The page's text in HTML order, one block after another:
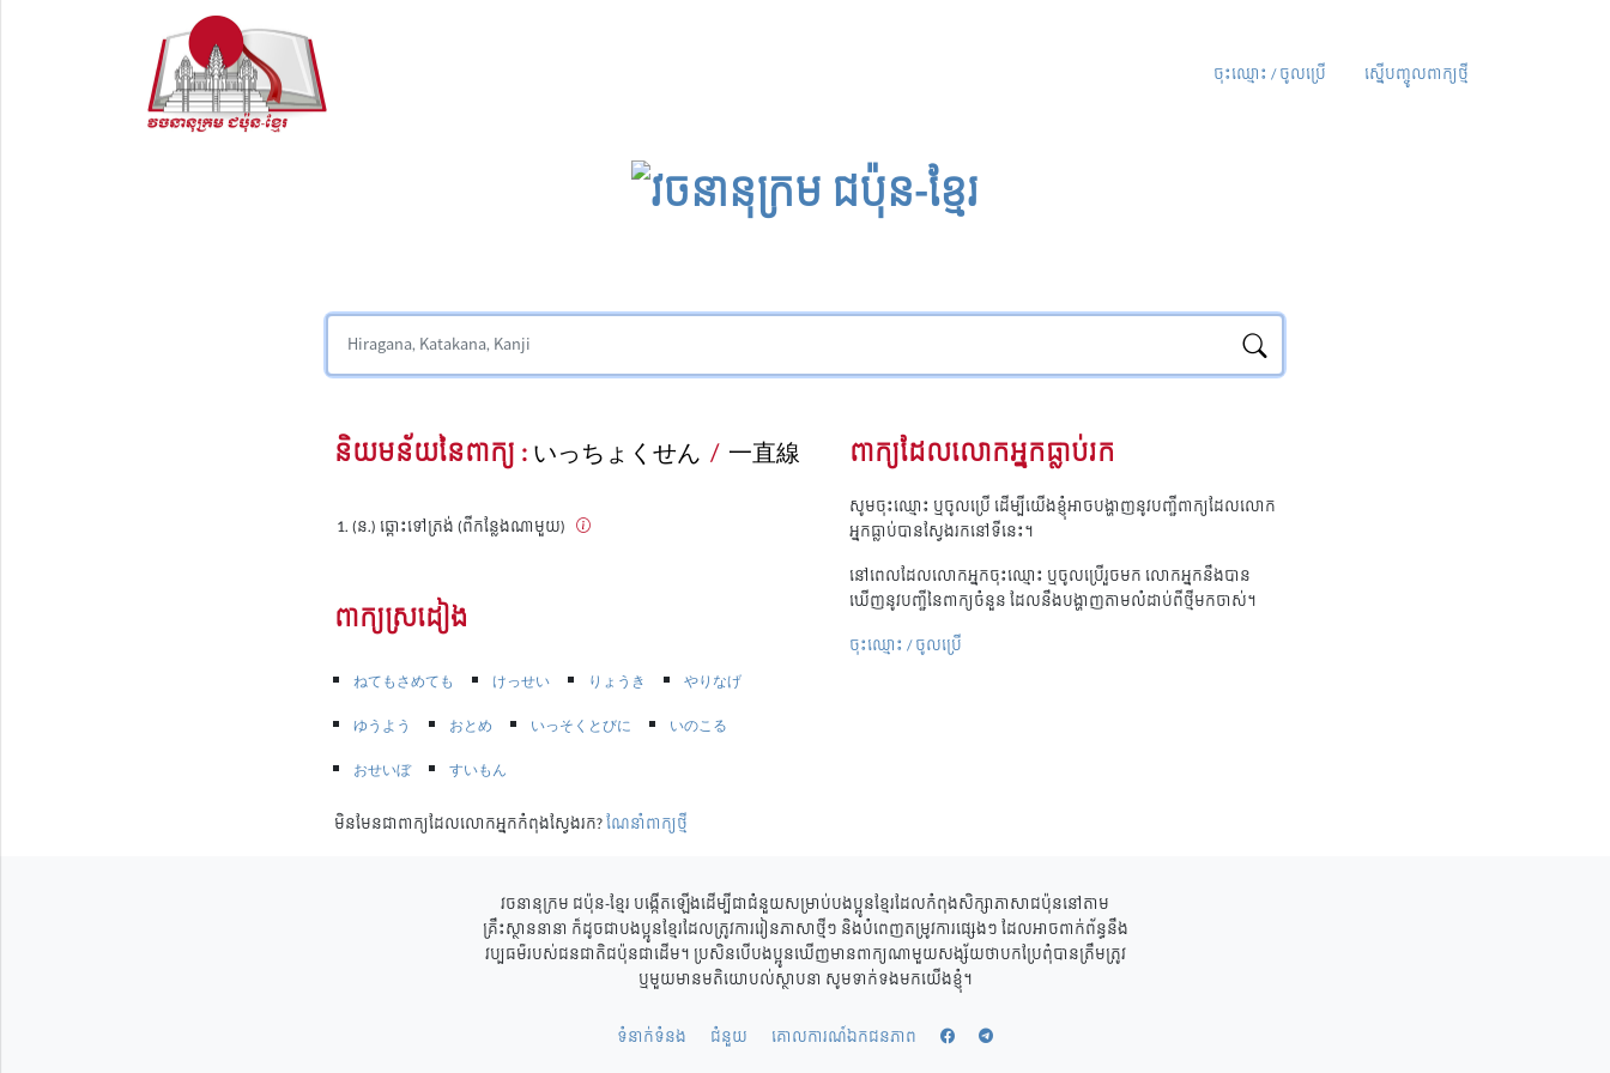
ចុះឈ្មោះ / ចូលប្រើ ស្នើបញ្ចូលពាក្យថ្មី
និយមន័យនៃពាក្យ :いっちょくせん / 一直線
(ន.) ឆ្ពោះទៅត្រង់ (ពីកន្លែងណាមួយ)
ពាក្យស្រដៀង
ねてもさめても けっせい りょうき
やりなげ
ゆうよう
おとめ いっそくとびに
いのこる
おせいぼ
すいもん
មិនមែនជាពាក្យដែលលោកអ្នកកំពុងស្វែងរក?ណែនាំពាក្យថ្មី
ពាក្យដែលលោកអ្នកធ្លាប់រក
សូមចុះឈ្មោះ ឬចូលប្រើ ដើម្បីយើងខ្ញុំអាចបង្ហាញនូវបញ្ជីពាក្យដែលលោក
អ្នកធ្លាប់បានស្វែងរកនៅទីនេះ។
នៅពេលដែលលោកអ្នកចុះឈ្មោះ ឬចូលប្រើរួចមក លោកអ្នកនឹងបាន
ឃើញនូវបញ្ជីនៃពាក្យចំនួន ដែលនឹងបង្ហាញតាមលំដាប់ពីថ្មីមកចាស់។
ចុះឈ្មោះ / ចូលប្រើ
វចនានុក្រម ជប៉ុន-ខ្មែរ បង្កើតឡើងដើម្បីជាជំនួយសម្រាប់បងប្អូនខ្មែរដែលកំពុងសិក្សាភាសាជប៉ុននៅតាម
គ្រឹះស្ថាននានា ក៏ដូចជាបងប្អូនខ្មែរដែលត្រូវការរៀនភាសាថ្មីៗ និងបំពេញតម្រូវការផ្សេងៗ ដែលអាចពាក់ព័ន្ធនឹង
វប្បធម៌របស់ជនជាតិជប៉ុនជាដើម។ ប្រសិនបើបងប្អូនឃើញមានពាក្យណាមួយសង្ស័យថាបកប្រែពុំបានត្រឹមត្រូវ
ឬមួយមានមតិយោបល់ស្ថាបនា សូមទាក់ទងមកយើងខ្ញុំ។
ទំនាក់ទំនង ជំនួយ គោលការណ៍ឯកជនភាព